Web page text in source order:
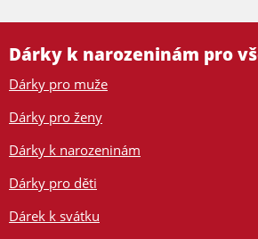
Dárky k narozeninám pro
Dárky pro muže
Dárky pro ženy
Dárky k narozeninám
Dárky pro děti
Dárek k svátku